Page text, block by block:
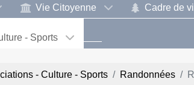
Vie Citoyenne Cadre de
- Sports
- Culture - Sports Randonnées